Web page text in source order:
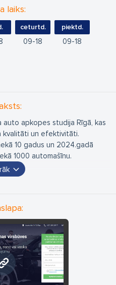
laiks:
ceturtd.
09 18
piektd.
09 18
apkopes studija Rīgā, kas
kvalitāti un efektivitāti.
10 gadus un 2024.gadā
1000 automašīnu.
pakalpojumu, tajā skaitā:
pulēšana
tīrīšana
pulēšana
plēves(vinyl) aplīmēšanā
bez krāsošanas
un krāsošana
www.bdauto.lv